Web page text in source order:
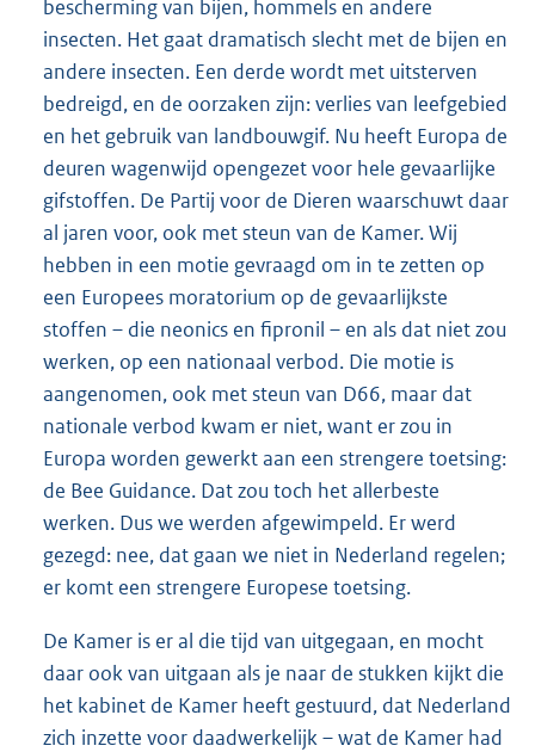
bescherming van bijen, hommels en andere
insecten. Het gaat dramatisch slecht met de bijen en
andere insecten. Een derde wordt met uitsterven
bedreigd, en de oorzaken zijn: verlies van leefgebied
en het gebruik van landbouwgif. Nu heeft Europa de
deuren wagenwijd opengezet voor hele gevaarlijke
gifstoffen. De Partij voor de Dieren waarschuwt daar
al jaren voor, ook met steun van de Kamer. Wij
hebben in een motie gevraagd om in te zetten op
een Europees moratorium op de gevaarlijkste
stoffen – die neonics en fipronil – en als dat niet zou
werken, op een nationaal verbod. Die motie is
aangenomen, ook met steun van D66, maar dat
nationale verbod kwam er niet, want er zou in
Europa worden gewerkt aan een strengere toetsing:
de Bee Guidance. Dat zou toch het allerbeste
werken. Dus we werden afgewimpeld. Er werd
gezegd: nee, dat gaan we niet in Nederland regelen;
er komt een strengere Europese toetsing.
De Kamer is er al die tijd van uitgegaan, en mocht
daar ook van uitgaan als je naar de stukken kijkt die
het kabinet de Kamer heeft gestuurd, dat Nederland
zich inzette voor daadwerkelijk – wat de Kamer had